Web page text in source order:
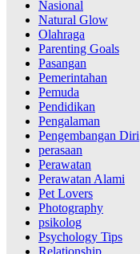
Nasional
Natural Glow
Olahraga
Parenting Goals
Pasangan
Pemerintahan
Pemuda
Pendidikan
Pengalaman
Pengembangan Diri
perasaan
Perawatan
Perawatan Alami
Pet Lovers
Photography
psikolog
Psychology Tips